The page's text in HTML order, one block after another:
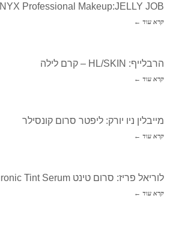
NYX Professional Makeup:JELLY JOB
קרא עוד ←
הרבלייף: HL/SKIN – קרם לילה
קרא עוד ←
מייבלין ניו יורק: ליפטר סרום קונסילר
קרא עוד ←
לוריאל פריז: סרום טינט Hyaluronic Tint Serum
קרא עוד ←